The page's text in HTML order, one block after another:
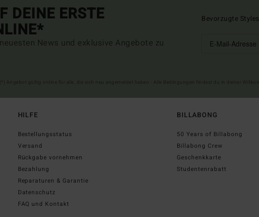
DEINE ERSTE
News und exklusive Angebote zu
Bevorzugte Styles
HILFE
Bestellungsstatus
Versand
Rückgabe vornehmen
Bezahlung
Reparaturen & Garantie
Datenschutz
FAQ und Kontakt
BILLABONG
50 Years of Billabong
Billabong Crew
Geschenkkarte
Studentenrabatt